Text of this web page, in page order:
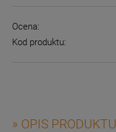
Ocena:
Kod produktu:
» OPIS PRODUKTU